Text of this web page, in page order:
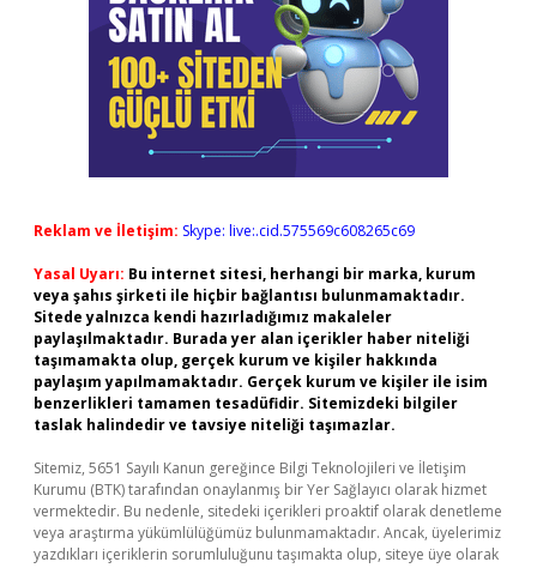
Reklam ve İletişim: Skype: live:.cid.575569c608265c69
Yasal Uyarı: Bu internet sitesi, herhangi bir marka, kurum
veya şahıs şirketi ile hiçbir bağlantısı bulunmamaktadır.
Sitede yalnızca kendi hazırladığımız makaleler
paylaşılmaktadır. Burada yer alan içerikler haber niteliği
taşımamakta olup, gerçek kurum ve kişiler hakkında
paylaşım yapılmamaktadır. Gerçek kurum ve kişiler ile isim
benzerlikleri tamamen tesadüfidir. Sitemizdeki bilgiler
taslak halindedir ve tavsiye niteliği taşımazlar.
Sitemiz, 5651 Sayılı Kanun gereğince Bilgi Teknolojileri ve İletişim
Kurumu (BTK) tarafından onaylanmış bir Yer Sağlayıcı olarak hizmet
vermektedir. Bu nedenle, sitedeki içerikleri proaktif olarak denetleme
veya araştırma yükümlülüğümüz bulunmamaktadır. Ancak, üyelerimiz
yazdıkları içeriklerin sorumluluğunu taşımakta olup, siteye üye olarak